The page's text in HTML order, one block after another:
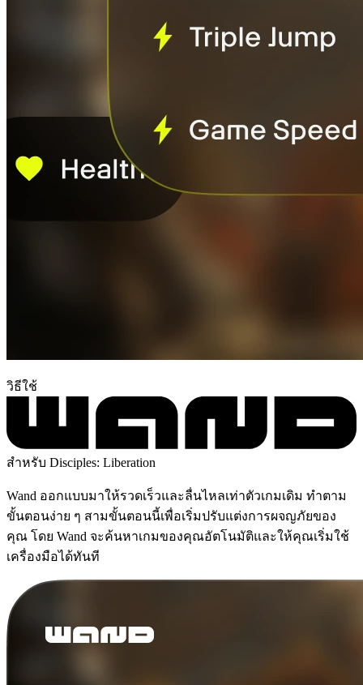
วิธีใช้
สำหรับ Disciples: Liberation
Wand ออกแบบมาให้รวดเร็วและลื่นไหลเท่าตัวเกมเดิม ทำตาม
ขั้นตอนง่าย ๆ สามขั้นตอนนี้เพื่อเริ่มปรับแต่งการผจญภัยของ
คุณ โดย Wand จะค้นหาเกมของคุณอัตโนมัติและให้คุณเริ่มใช้
เครื่องมือได้ทันที